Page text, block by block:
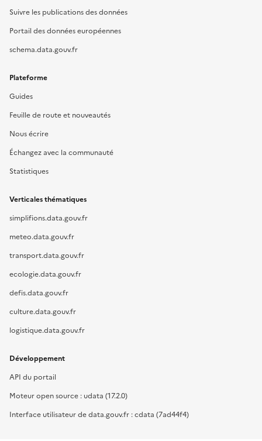
Suivre les publications des données
Portail des données européennes
schema.data.gouv.fr
Plateforme
Guides
Feuille de route et nouveautés
Nous écrire
Échangez avec la communauté
Statistiques
Verticales thématiques
simplifions.data.gouv.fr
meteo.data.gouv.fr
transport.data.gouv.fr
ecologie.data.gouv.fr
defis.data.gouv.fr
culture.data.gouv.fr
logistique.data.gouv.fr
Développement
API du portail
Moteur open source : udata (17.2.0)
Interface utilisateur de data.gouv.fr : cdata (7ad44f4)